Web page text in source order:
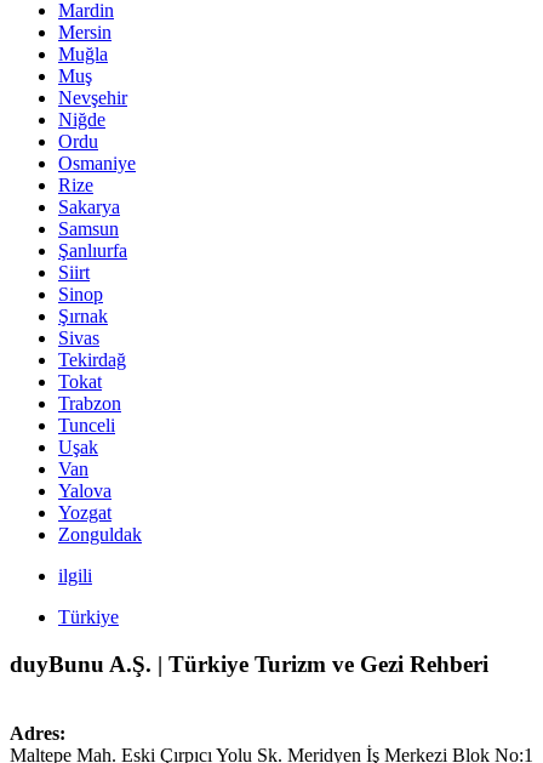
Mardin
Mersin
Muğla
Muş
Nevşehir
Niğde
Ordu
Osmaniye
Rize
Sakarya
Samsun
Şanlıurfa
Siirt
Sinop
Şırnak
Sivas
Tekirdağ
Tokat
Trabzon
Tunceli
Uşak
Van
Yalova
Yozgat
Zonguldak
ilgili
Türkiye
duyBunu A.Ş. | Türkiye Turizm ve Gezi Rehberi
Adres:
Maltepe Mah. Eski Çırpıcı Yolu Sk. Meridyen İş Merkezi Blok No:1